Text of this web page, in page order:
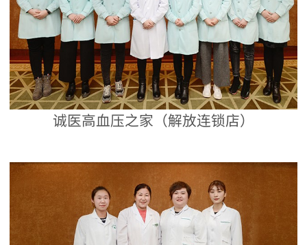
诚医高血压之家（解放连锁店）